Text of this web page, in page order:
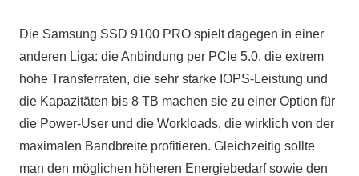
Die Samsung SSD 9100 PRO spielt dagegen in einer
anderen Liga: die Anbindung per PCIe 5.0, die extrem
hohe Transferraten, die sehr starke IOPS-Leistung und
die Kapazitäten bis 8 TB machen sie zu einer Option für
die Power-User und die Workloads, die wirklich von der
maximalen Bandbreite profitieren. Gleichzeitig sollte
man den möglichen höheren Energiebedarf sowie den